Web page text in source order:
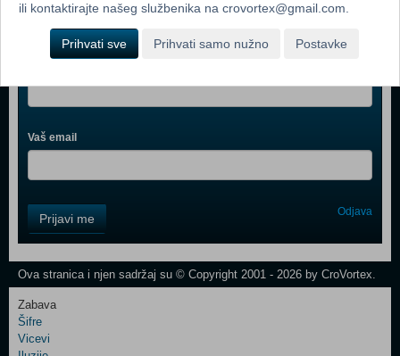
Webshop newsletter
Vaš email
Field
One
Newsletter
Control
Field
Prijavi me Odjava
Ova stranica i njen sadržaj su © Copyright 2001 - 2026 by CroVortex.
Zabava
Šifre
Vicevi
ili kontaktirajte našeg službenika na crovortex@gmail.com.
Prihvati sve Prihvati samo nužno Postavke